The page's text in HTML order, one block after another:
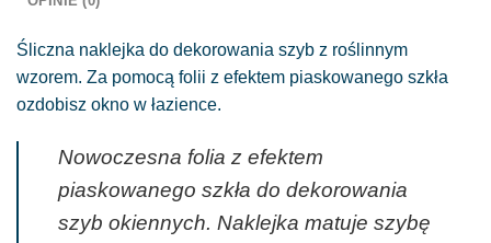
Śliczna naklejka do dekorowania szyb z roślinnym
wzorem. Za pomocą folii z efektem piaskowanego szkła
ozdobisz okno w łazience.
Nowoczesna folia z efektem
piaskowanego szkła do dekorowania
szyb okiennych. Naklejka matuje szybę